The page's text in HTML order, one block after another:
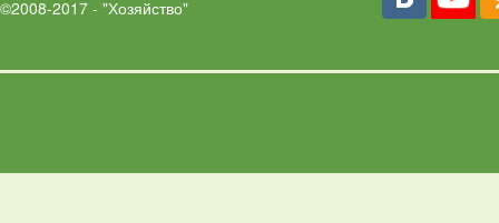
©2008-2017 - "Хозяйство"